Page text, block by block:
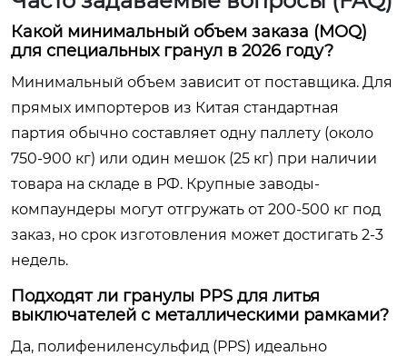
Какой минимальный объем заказа (MOQ)
для специальных гранул в 2026 году?
Минимальный объем зависит от поставщика. Для
прямых импортеров из Китая стандартная
партия обычно составляет одну паллету (около
750-900 кг) или один мешок (25 кг) при наличии
товара на складе в РФ. Крупные заводы-
компаундеры могут отгружать от 200-500 кг под
заказ, но срок изготовления может достигать 2-3
недель.
Подходят ли гранулы PPS для литья
выключателей с металлическими рамками?
Да, полифениленсульфид (PPS) идеально